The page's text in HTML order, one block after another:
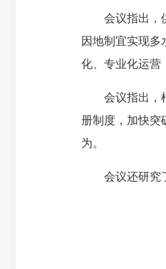
会议指出，供
因地制宜实现多
化、专业化运营
会议指出，根
册制度，加快突
为。
会议还研究了